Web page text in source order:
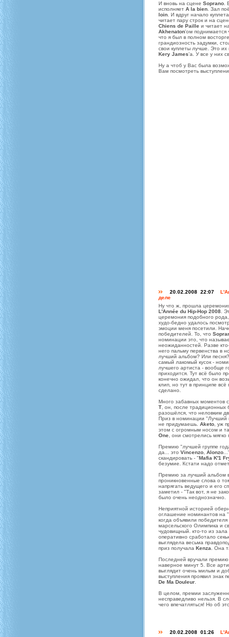
И вновь на сцене Soprano .
исполняет A la bien . Зал
loin . И вдруг начало
читает пару строк и на
Chiens de Paille и читает
Akhenaton'ом поднимается
что я был в полном
грандиозность задумки,
свои куплеты лучше. Это
Kery James'a. У все у них
Ну а чтоб у Вас была
Вам посмотреть
20.02.2008 22:07
деле
Ну что ж, прошла
L'Année du Hip-Hop 2008 .
церемония подобного
худо-бедно удалось
эмоции меня посетили.
победителей. То, что
номинации это, что
неожиданностей. Разве
него пальму первенства в
лучший альбом? Или
самый лакомый кусок -
лучшего артиста - вообще
приходится. Тут всё было
конечно ожидал, что он
клип, но тут в принципе всё
сделано.
Много забавных моментов
T , он, после
разошёлся, что неловким
Приз в номинации "Лучший
не придумаешь. Aketo , уж
этом с огромным носом и
One , они смотрелись
Премию "лучшей группе
да... это Vincenzo Alonzo
скандировать - "Mafia K'1
безумие. Кстати надо
Премию за лучший альбом
проникновенные слова о
напрягать ведущего и его
заметил - "Так вот, я не
было очень неоднозначно.
Неприятной историей
оглашение номинантов на
когда объявили
марсельского Олимпика и
чудовищный. кто-то из
оперативно сработало
выглядела весьма
приз получала Kenza . Она
Последней вручали
наверное минут 5. Все
выглядит очень милым и
выступления проявил знак
De Ma Douleur
В целом, премии
несправедливо нельзя. В
чего впечатляться! Но об
20.02.2008 01:26